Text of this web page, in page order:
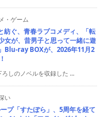
・ゲーム
紡ぐ、青春ラブコメディ、「転
女が、昔男子と思って一緒に遊
Blu-ray BOXが、2026年11月2
しのノベルを収録した ...
い
プ「すたぽら」、5周年を経て